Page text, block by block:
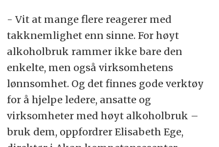
- Vit at mange flere reagerer med
takknemlighet enn sinne. For høyt
alkoholbruk rammer ikke bare den
enkelte, men også virksomhetens
lønnsomhet. Og det finnes gode verktøy
for å hjelpe ledere, ansatte og
virksomheter med høyt alkoholbruk –
bruk dem, oppfordrer Elisabeth Ege,